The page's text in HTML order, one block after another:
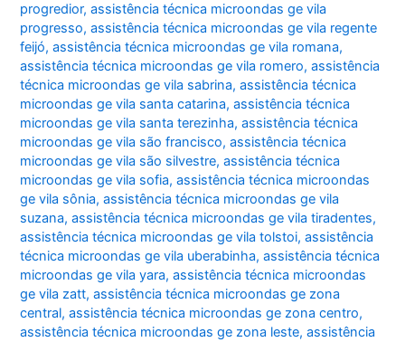
progredior,assistência técnica microondas ge vila
progresso,assistência técnica microondas ge vila regente
feijó,assistência técnica microondas ge vila romana,
assistência técnica microondas ge vila romero,assistência
técnica microondas ge vila sabrina,assistência técnica
microondas ge vila santa catarina,assistência técnica
microondas ge vila santa terezinha,assistência técnica
microondas ge vila são francisco,assistência técnica
microondas ge vila são silvestre,assistência técnica
microondas ge vila sofia,assistência técnica microondas
ge vila sônia,assistência técnica microondas ge vila
suzana,assistência técnica microondas ge vila tiradentes,
assistência técnica microondas ge vila tolstoi,assistência
técnica microondas ge vila uberabinha,assistência técnica
microondas ge vila yara,assistência técnica microondas
ge vila zatt,assistência técnica microondas ge zona
central,assistência técnica microondas ge zona centro,
assistência técnica microondas ge zona leste,assistência